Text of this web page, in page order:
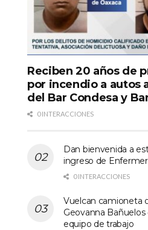
Reciben 20 años de
por incendio a autos
del Bar Condesa y
0 INTERACCIONES
Dan bienvenida a
ingreso de
0 INTERACCIONES
Vuelcan camioneta
Geovanna
equipo de trabajo